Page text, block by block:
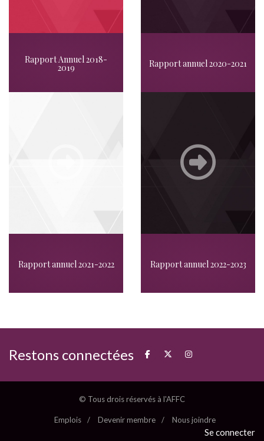
Rapport Annuel 2018-
2019 Rapport annuel 2020-2021
Rapport annuel 2021-2022 Rapport annuel 2022-2023
Restons connectées
© Tous drois réservés à l'AFFC
Emplois Devenir membre Nous joindre
Se connecter